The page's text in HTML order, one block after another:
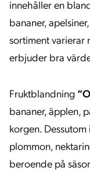
innehåller en
bananer,
sortiment varierar
erbjuder bra
Fruktblandning
bananer, äpplen,
korgen.
plommon,
beroende på